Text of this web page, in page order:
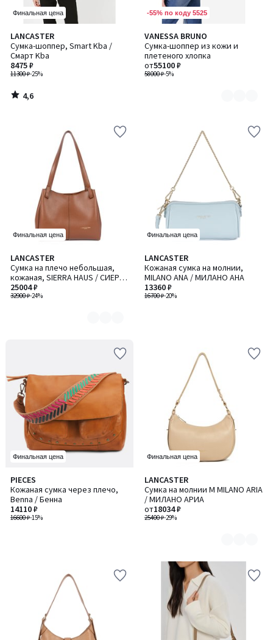
Финальная цена
LANCASTER
Сумка-шоппер, Smart Kba /
Смарт Kba
11300 ₽-25%
8475 ₽
4,6
/ 5
4,6
/
-55% по коду 5525
VANESSA BRUNO
Сумка-шоппер из кожи и
плетеного хлопка
58000 ₽-5%
от55100 ₽
Количество
цветов:
2
Финальная цена
LANCASTER
Сумка на плечо небольшая,
кожаная, SIERRA HAUS / СИЕРРА
ХАУС
32900 ₽-24%
25004 ₽
Количество
цветов:
2
Финальная цена
LANCASTER
Кожаная сумка на молнии,
MILANO ANA / МИЛАНО АНА
16700 ₽-20%
13360 ₽
Финальная цена
PIECES
Кожаная сумка через плечо,
Benna / Бенна
16600 ₽-15%
14110 ₽
Финальная цена
LANCASTER
Сумка на молнии M MILANO ARIA
/ МИЛАНО АРИА
25400 ₽-29%
от18034 ₽
Количество
цветов:
2